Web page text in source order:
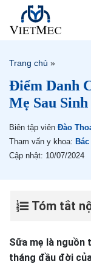
Trang chủ »
Điểm Danh
Mẹ Sau
Biên tập viên Đào
Tham vấn y khoa:
Cập nhật: 10/07/2024
Tóm tắt
Sữa mẹ là
tháng đầu đời